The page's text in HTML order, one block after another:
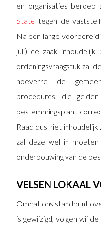
en organisaties beroep
State tegen de
Na een lange
juli) de zaak inhoudelijk
ordeningsvraagstuk zal
hoeverre de
procedures, die
bestemmingsplan,
Raad dus niet
zal deze wel in
onderbouwing van de
VELSEN LOKAAL
Omdat ons standpunt
is gewijzigd, volgen wij